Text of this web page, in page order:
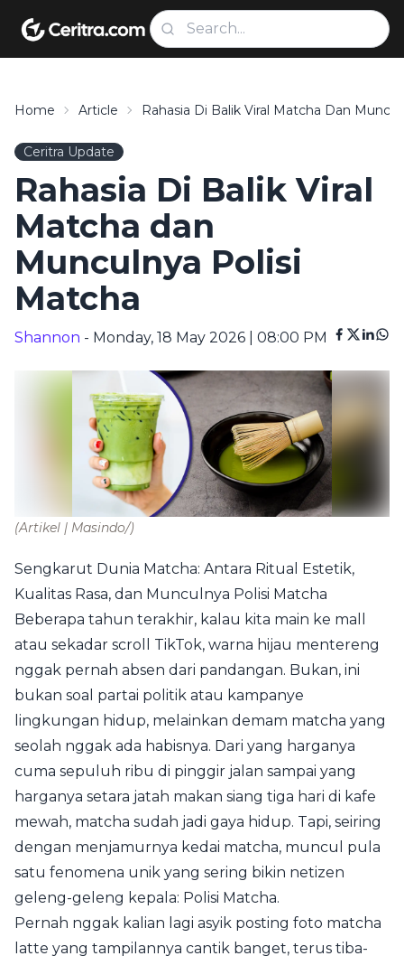
Home Article Rahasia Di Balik Viral Matcha Dan
Ceritra Update
Rahasia Di Balik Viral
Matcha dan
Munculnya Polisi
Matcha
Shannon - Monday, 18 May 2026 | 08:00 PM
(Artikel | Masindo/)
Sengkarut Dunia Matcha: Antara Ritual Estetik,
Kualitas Rasa, dan Munculnya Polisi Matcha
Beberapa tahun terakhir, kalau kita main ke mall
atau sekadar scroll TikTok, warna hijau mentereng
nggak pernah absen dari pandangan. Bukan, ini
bukan soal partai politik atau kampanye
lingkungan hidup, melainkan demam matcha yang
seolah nggak ada habisnya. Dari yang harganya
cuma sepuluh ribu di pinggir jalan sampai yang
harganya setara jatah makan siang tiga hari di kafe
mewah, matcha sudah jadi gaya hidup. Tapi, seiring
dengan menjamurnya kedai matcha, muncul pula
satu fenomena unik yang sering bikin netizen
geleng-geleng kepala: Polisi Matcha.
Pernah nggak kalian lagi asyik posting foto matcha
latte yang tampilannya cantik banget, terus tiba-